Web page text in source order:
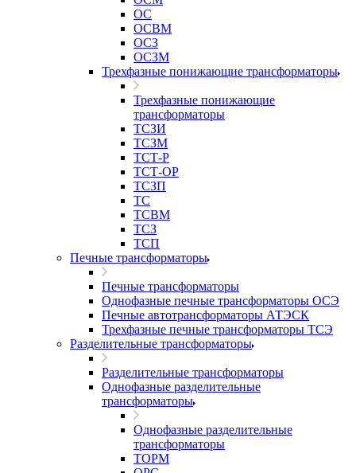
ОС
ОСВМ
ОСЗ
ОСЗМ
Трехфазные понижающие трансформаторы
Трехфазные понижающие
трансформаторы
ТСЗИ
ТСЗМ
ТСТ-Р
ТСТ-ОР
ТСЗП
ТС
ТСВМ
ТСЗ
ТСП
Печные трансформаторы
Печные трансформаторы
Однофазные печные трансформаторы ОСЭ
Печные автотрансформаторы АТЭСК
Трехфазные печные трансформаторы ТСЭ
Разделительные трансформаторы
Разделительные трансформаторы
Однофазные разделительные
трансформаторы
Однофазные разделительные
трансформаторы
ТОРМ